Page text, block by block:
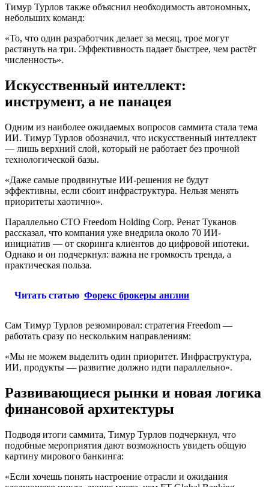
Тимур Турлов также объяснил необходимость автономных,
небольших команд:
«То, что один разработчик делает за месяц, трое могут
растянуть на три. Эффективность падает быстрее, чем растёт
численность».
Искусственный интеллект:
инструмент, а не панацея
Одним из наиболее ожидаемых вопросов саммита стала тема
ИИ. Тимур Турлов обозначил, что искусственный интеллект
— лишь верхний слой, который не работает без прочной
технологической базы.
«Даже самые продвинутые ИИ-решения не будут
эффективны, если сбоит инфраструктура. Нельзя менять
приоритеты хаотично».
Параллельно CTO Freedom Holding Corp. Ренат Туканов
рассказал, что компания уже внедрила около 70 ИИ-
инициатив — от скоринга клиентов до цифровой ипотеки.
Однако и он подчеркнул: важна не громкость тренда, а
практическая польза.
Читать статью Форекс брокеры англии
Сам Тимур Турлов резюмировал: стратегия Freedom —
работать сразу по нескольким направлениям:
«Мы не можем выделить один приоритет. Инфраструктура,
ИИ, продукты — развитие должно идти параллельно».
Развивающиеся рынки и новая логика
финансовой архитектуры
Подводя итоги саммита, Тимур Турлов подчеркнул, что
подобные мероприятия дают возможность увидеть общую
картину мирового банкинга:
«Если хочешь понять настроение отрасли и ожидания